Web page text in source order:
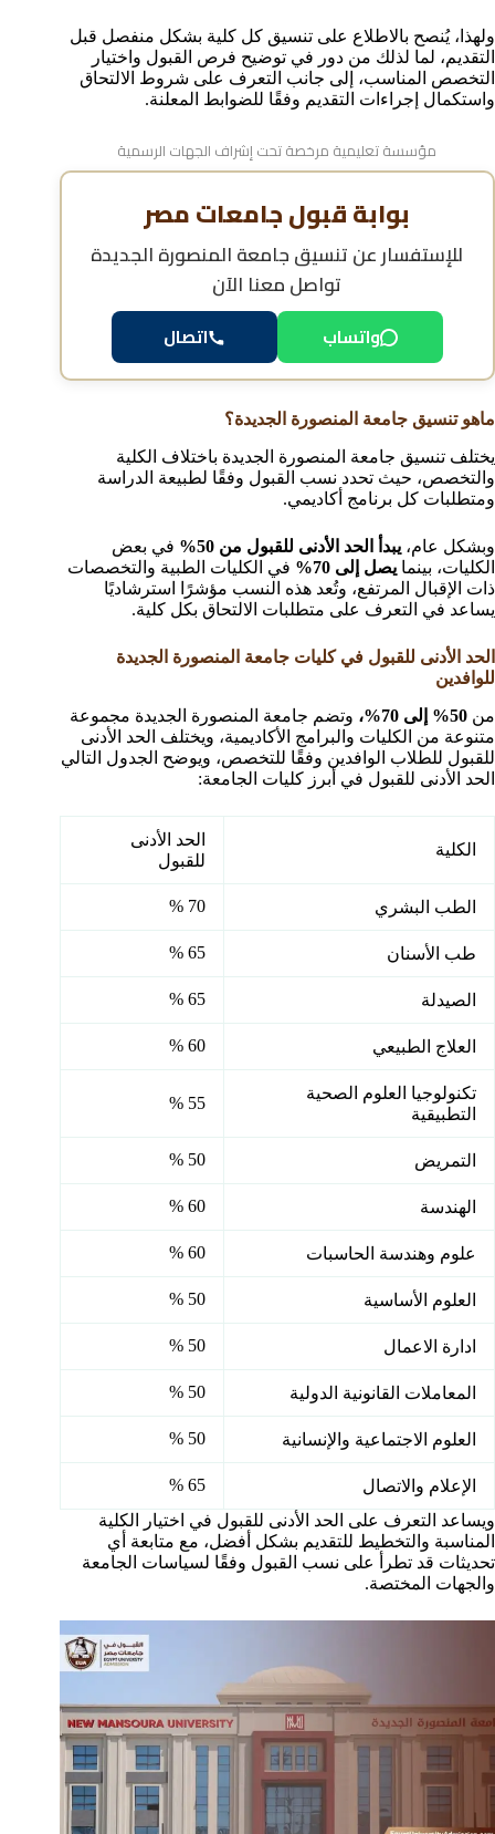
ولهذا، يُنصح بالاطلاع على تنسيق كل كلية بشكل منفصل قبل
التقديم، لما لذلك من دور في توضيح فرص القبول واختيار
التخصص المناسب، إلى جانب التعرف على شروط الالتحاق
واستكمال إجراءات التقديم وفقًا للضوابط المعلنة.
مؤسسة تعليمية مرخصة تحت إشراف الجهات الرسمية
بوابة قبول جامعات مصر
للإستفسار عنتنسيق جامعة المنصورة الجديدة
تواصل معنا الآن
واتساب اتصال
ماهو تنسيق جامعة المنصورة الجديدة؟
يختلف تنسيق جامعة المنصورة الجديدة باختلاف الكلية
والتخصص، حيث تحدد نسب القبول وفقًا لطبيعة الدراسة
ومتطلبات كل برنامج أكاديمي.
وبشكل عام، يبدأ الحد الأدنى للقبول من 50%
في بعض
الكليات، بينما يصل إلى 70%
في الكليات الطبية والتخصصات
ذات الإقبال المرتفع، وتُعد هذه النسب مؤشرًا استرشاديًا
يساعد في التعرف على متطلبات الالتحاق بكل كلية.
الحد الأدنى للقبول في كليات جامعة المنصورة الجديدة
للوافدين
من 50% إلى 70%،
وتضم جامعة المنصورة الجديدة مجموعة
متنوعة من الكليات والبرامج الأكاديمية، ويختلف الحد الأدنى
للقبول للطلاب الوافدين وفقًا للتخصص، ويوضح الجدول التالي
الحد الأدنى للقبول في أبرز كليات الجامعة:
الكلية
الحد الأدنى
للقبول
الطب البشري 70 %
طب الأسنان 65 %
الصيدلة 65 %
العلاج الطبيعي 60 %
تكنولوجيا العلوم الصحية
التطبيقية
55 %
التمريض 50 %
الهندسة 60 %
علوم وهندسة الحاسبات 60 %
العلوم الأساسية 50 %
ادارة الاعمال 50 %
المعاملات القانونية الدولية 50 %
العلوم الاجتماعية والإنسانية 50 %
الإعلام والاتصال
65 %
ويساعد التعرف على الحد الأدنى للقبول في اختيار الكلية
المناسبة والتخطيط للتقديم بشكل أفضل، مع متابعة أي
تحديثات قد تطرأ على نسب القبول وفقًا لسياسات الجامعة
والجهات المختصة.